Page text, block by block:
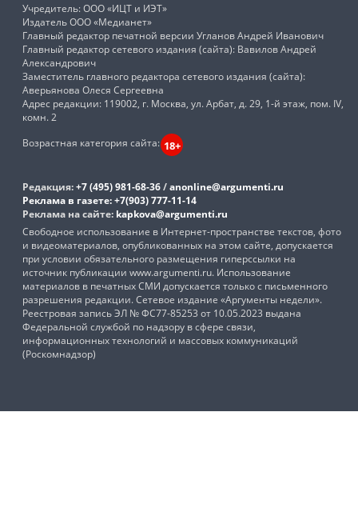
Учредитель: ООО «ИЦТ и ИЭТ»
Издатель ООО «Медианет»
Главный редактор печатной версии Угланов Андрей Иванович
Главный редактор сетевого издания (сайта): Вавилов Андрей
Александрович
Заместитель главного редактора сетевого издания (сайта):
Аверьянова Олеся Сергеевна
Адрес редакции: 119002, г. Москва, ул. Арбат, д. 29, 1-й этаж, пом. IV,
комн. 2
Возрастная категория сайта: 18+
Редакция:+7 (495) 981-68-36/anonline@argumenti.ru
Реклама в газете:+7(903) 777-11-14
Реклама на сайте: kapkova@argumenti.ru
Свободное использование в Интернет-пространстве текстов, фото
и видеоматериалов, опубликованных на этом сайте, допускается
при условии обязательного размещения гиперссылки на
источник публикации www.argumenti.ru. Использование
материалов в печатных СМИ допускается только с письменного
разрешения редакции. Сетевое издание «Аргументы недели».
Реестровая запись ЭЛ № ФС77-85253 от 10.05.2023 выдана
Федеральной службой по надзору в сфере связи,
информационных технологий и массовых коммуникаций
(Роскомнадзор)